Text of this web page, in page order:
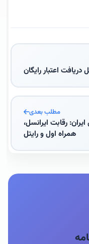
مطلب بعدی
رقابت ایرانسل،
همراه اول و رایتل